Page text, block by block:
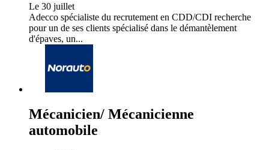
Le 30 juillet
Adecco spécialiste du recrutement en CDD/CDI recherche
pour un de ses clients spécialisé dans le démantèlement
d'épaves, un...
Mécanicien/ Mécanicienne
automobile